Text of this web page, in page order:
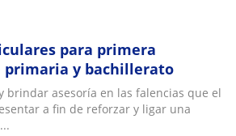
para primera
primaria y bachillerato
brindar asesoría en las falencias que el
a fin de reforzar y ligar una